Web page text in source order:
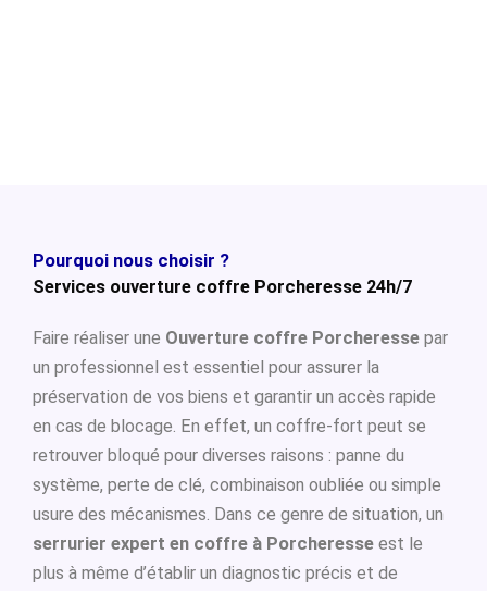
Pourquoi nous choisir ?
Services ouverture coffre Porcheresse 24h/7
Faire réaliser une Ouverture coffre Porcheresse par
un professionnel est essentiel pour assurer la
préservation de vos biens et garantir un accès rapide
en cas de blocage. En effet, un coffre-fort peut se
retrouver bloqué pour diverses raisons : panne du
système, perte de clé, combinaison oubliée ou simple
usure des mécanismes. Dans ce genre de situation, un
serrurier expert en coffre à Porcheresse est le
plus à même d’établir un diagnostic précis et de